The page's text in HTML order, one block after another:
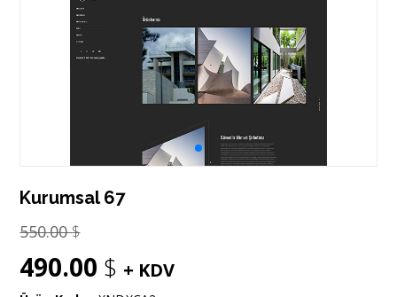
Kurumsal 67
550.00$
490.00 $ + KDV